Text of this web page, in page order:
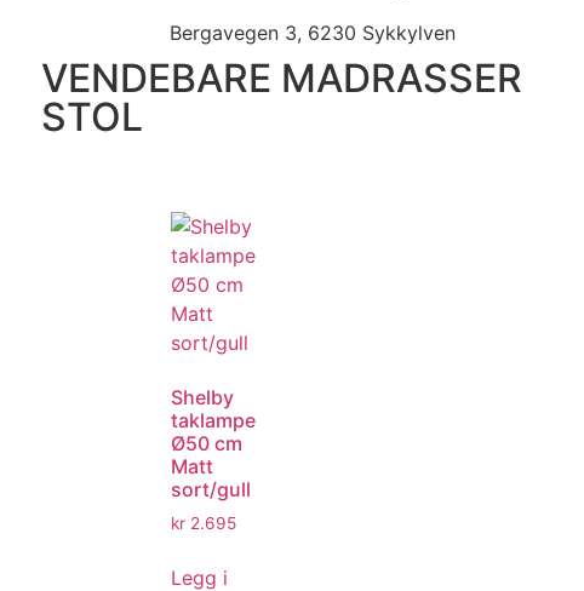
Bergavegen 3, 6230 Sykkylven
VENDEBARE MADRASSER
STOL
Shelby
taklampe
Ø50 cm
Matt
sort/gull
kr 2.695
Legg i